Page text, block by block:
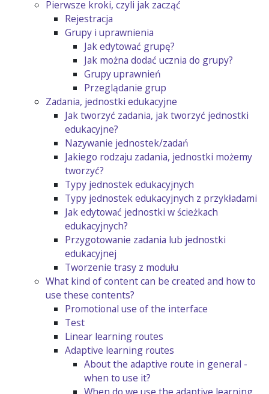
Pierwsze kroki, czyli jak zacząć
Rejestracja
Grupy i uprawnienia
Jak edytować grupę?
Jak można dodać ucznia do grupy?
Grupy uprawnień
Przeglądanie grup
Zadania, jednostki edukacyjne
Jak tworzyć zadania, jak tworzyć jednostki
edukacyjne?
Nazywanie jednostek/zadań
Jakiego rodzaju zadania, jednostki możemy
tworzyć?
Typy jednostek edukacyjnych
Typy jednostek edukacyjnych z przykładami
Jak edytować jednostki w ścieżkach
edukacyjnych?
Przygotowanie zadania lub jednostki
edukacyjnej
Tworzenie trasy z modułu
What kind of content can be created and how to
use these contents?
Promotional use of the interface
Test
Linear learning routes
Adaptive learning routes
About the adaptive route in general -
when to use it?